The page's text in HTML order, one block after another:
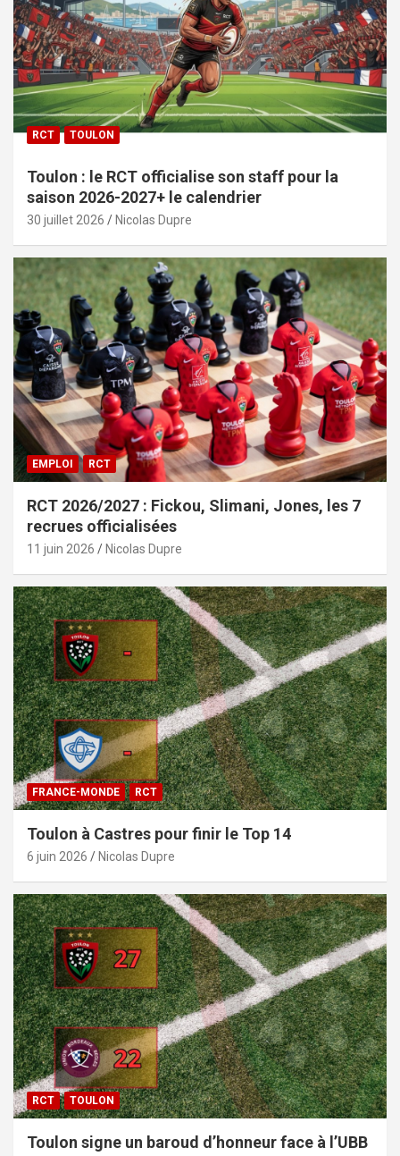
RCT TOULON
Toulon : le RCT officialise son staff pour la
saison 2026-2027+ le calendrier
30 juillet 2026 Nicolas Dupre
EMPLOI RCT
RCT 2026/2027 : Fickou, Slimani, Jones, les 7
recrues officialisées
11 juin 2026 Nicolas Dupre
FRANCE-MONDE RCT
Toulon à Castres pour finir le Top 14
6 juin 2026 Nicolas Dupre
RCT TOULON
Toulon signe un baroud d’honneur face à l’UBB